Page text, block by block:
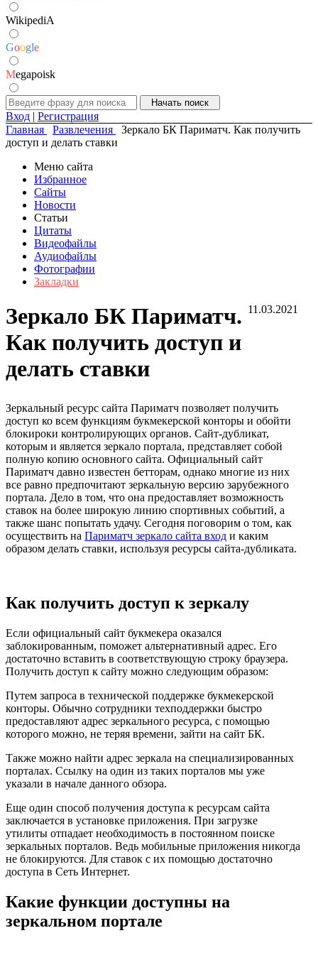
WikipediA
Google
Megapoisk
Вход | Регистрация
Главная
Развлечения
Зеркало БК Париматч. Как получить
доступ и делать ставки
Меню сайта
Избранное
Сайты
Новости
Статьи
Цитаты
Видеофайлы
Аудиофайлы
Фотографии
Закладки
11.03.2021
Зеркало БК Париматч.
Как получить доступ и
делать ставки
Зеркальный ресурс сайта Париматч позволяет получить
доступ ко всем функциям букмекерской конторы и обойти
блокироки контролирующих органов. Сайт-дубликат,
которым и является зеркало портала, представляет собой
полную копию основного сайта. Официальный сайт
Париматч давно известен бетторам, однако многие из них
все равно предпочитают зеркальную версию зарубежного
портала. Дело в том, что она предоставляет возможность
ставок на более широкую линию спортивных событий, а
также шанс попытать удачу. Сегодня поговорим о том, как
осуществить на Париматч зеркало сайта вход и каким
образом делать ставки, используя ресурсы сайта-дубликата.
Как получить доступ к зеркалу
Если официальный сайт букмекера оказался
заблокированным, поможет альтернативный адрес. Его
достаточно вставить в соответствующую строку браузера.
Получить доступ к сайту можно следующим образом:
Путем запроса в технической поддержке букмекерской
конторы. Обычно сотрудники техподдержки быстро
предоставляют адрес зеркального ресурса, с помощью
которого можно, не теряя времени, зайти на сайт БК.
Также можно найти адрес зеркала на специализированных
порталах. Ссылку на один из таких порталов мы уже
указали в начале данного обзора.
Еще один способ получения доступа к ресурсам сайта
заключается в установке приложения. При загрузке
утилиты отпадает необходимость в постоянном поиске
зеркальных порталов. Ведь мобильные приложения никогда
не блокируются. Для ставок с их помощью достаточно
доступа в Сеть Интернет.
Какие функции доступны на
зеркальном портале